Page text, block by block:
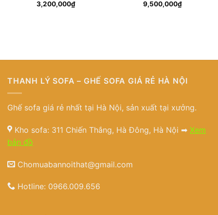
3,200,000₫
9,500,000₫
THANH LÝ SOFA – GHẾ SOFA GIÁ RẺ HÀ NỘI
Ghế sofa giá rẻ nhất tại Hà Nội, sản xuất tại xưởng.
Kho sofa: 311 Chiến Thắng, Hà Đông, Hà Nội ➡ Xem
bản đồ
Chomuabannoithat@gmail.com
Hotline: 0966.009.656